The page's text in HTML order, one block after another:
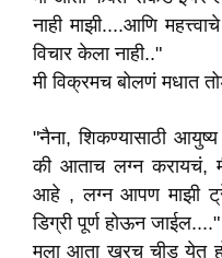
नाही माझी....आणि
विचार केला नाही.."
मी विक्रमच बोलणं मधात
"नैना, शिकण्यासाठी
की आताच लग्न करायचं,
आहे , लग्न आपण माझी
डिग्री पूर्ण होऊन जाईल...."
मला आता खरच चीड येत